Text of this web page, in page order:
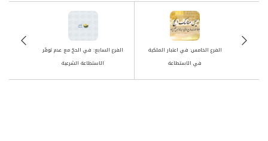
الفرع السابع: في الحجّ مع عدم توفّر
الاستطاعة الشرعية
الفرع الخامس: في اعتبار الملكية
في الاستطاعة